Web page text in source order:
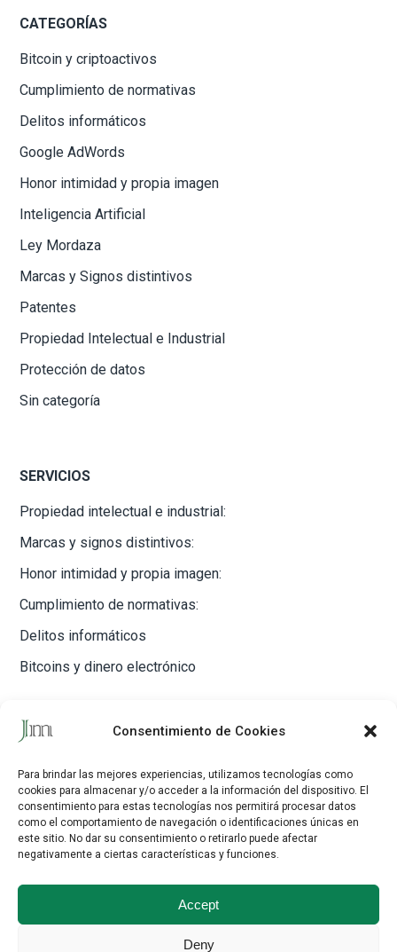
Consentimiento de Cookies
Para brindar las mejores experiencias, utilizamos tecnologías como
cookies para almacenar y/o acceder a la información del dispositivo. El
consentimiento para estas tecnologías nos permitirá procesar datos
como el comportamiento de navegación o identificaciones únicas en
este sitio. No dar su consentimiento o retirarlo puede afectar
negativamente a ciertas características y funciones.
Accept
Deny
CATEGORÍAS
Bitcoin y criptoactivos
Cumplimiento de normativas
Delitos informáticos
Google AdWords
Honor intimidad y propia imagen
Inteligencia Artificial
Ley Mordaza
Marcas y Signos distintivos
Patentes
Propiedad Intelectual e Industrial
Protección de datos
Sin categoría
SERVICIOS
Propiedad intelectual e industrial:
Marcas y signos distintivos:
Honor intimidad y propia imagen:
Cumplimiento de normativas:
Delitos informáticos
Bitcoins y dinero electrónico
CONTACTO
C/ Delicias, 33, 1º dcha. 28045 Madrid
Tfno:917 52 84 33
Email: contacto@maestreabogados.com